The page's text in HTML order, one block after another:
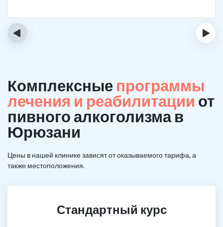
‹ ›
Комплексные программы
лечения и реабилитации от
пивного алкоголизма в
Юрюзани
Цены в нашей клинике зависят от оказываемого тарифа, а
также местоположения.
Стандартный курс